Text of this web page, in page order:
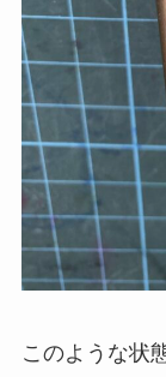
このような状